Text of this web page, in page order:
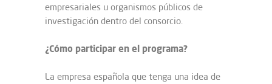
empresariales u organismos públicos de
investigación dentro del consorcio.
¿Cómo participar en el programa?
La empresa española que tenga una idea de